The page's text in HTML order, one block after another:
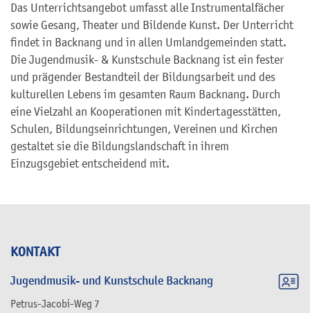
KONTAKT
Jugendmusik- und Kunstschule Backnang
Petrus-Jacobi-Weg 7
Das Unterrichtsangebot umfasst alle Instrumentalfächer
sowie Gesang, Theater und Bildende Kunst. Der Unterricht
findet in Backnang und in allen Umlandgemeinden statt.
Die Jugendmusik- & Kunstschule Backnang ist ein fester
und prägender Bestandteil der Bildungsarbeit und des
kulturellen Lebens im gesamten Raum Backnang. Durch
eine Vielzahl an Kooperationen mit Kindertagesstätten,
Schulen, Bildungseinrichtungen, Vereinen und Kirchen
gestaltet sie die Bildungslandschaft in ihrem
Einzugsgebiet entscheidend mit.